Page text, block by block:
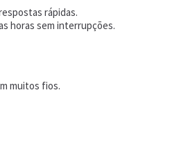
rápidas.
horas sem interrupções.
muitos fios.